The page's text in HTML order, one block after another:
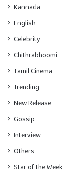
Kannada
English
Celebrity
Chithrabhoomi
Tamil Cinema
Trending
New Release
Gossip
Interview
Others
Star of the Week